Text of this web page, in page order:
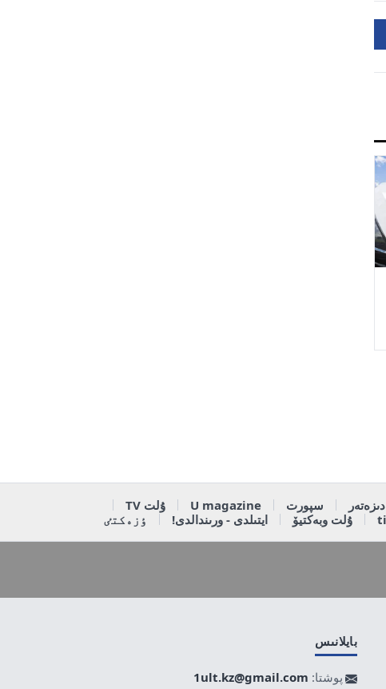
دىزەتەر سپورت U magazine
ۇلت TV
ۇلت وبەكتيۆ ايتىلدى - ورىندالدى! ٶزەكتٸ
بايلانىس
پوشتا: 1ult.kz@gmail.com